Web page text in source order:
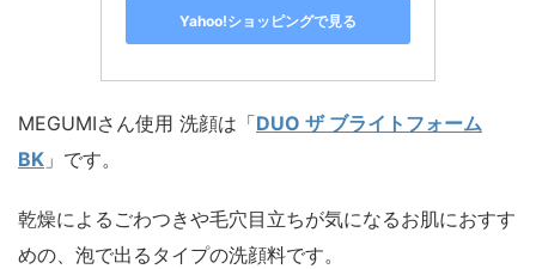
Yahoo!ショッピングで見る
MEGUMIさん使用 洗顔は「DUO ザ ブライトフォーム
BK 」です。
乾燥によるごわつきや⽑⽳⽬⽴ちが気になるお肌におすす
めの、泡で出るタイプの洗顔料です。